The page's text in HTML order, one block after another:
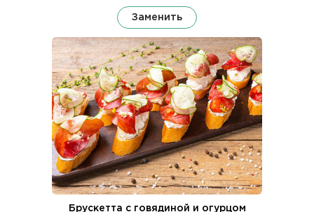
Заменить
Брускетта с говядиной и огурцом